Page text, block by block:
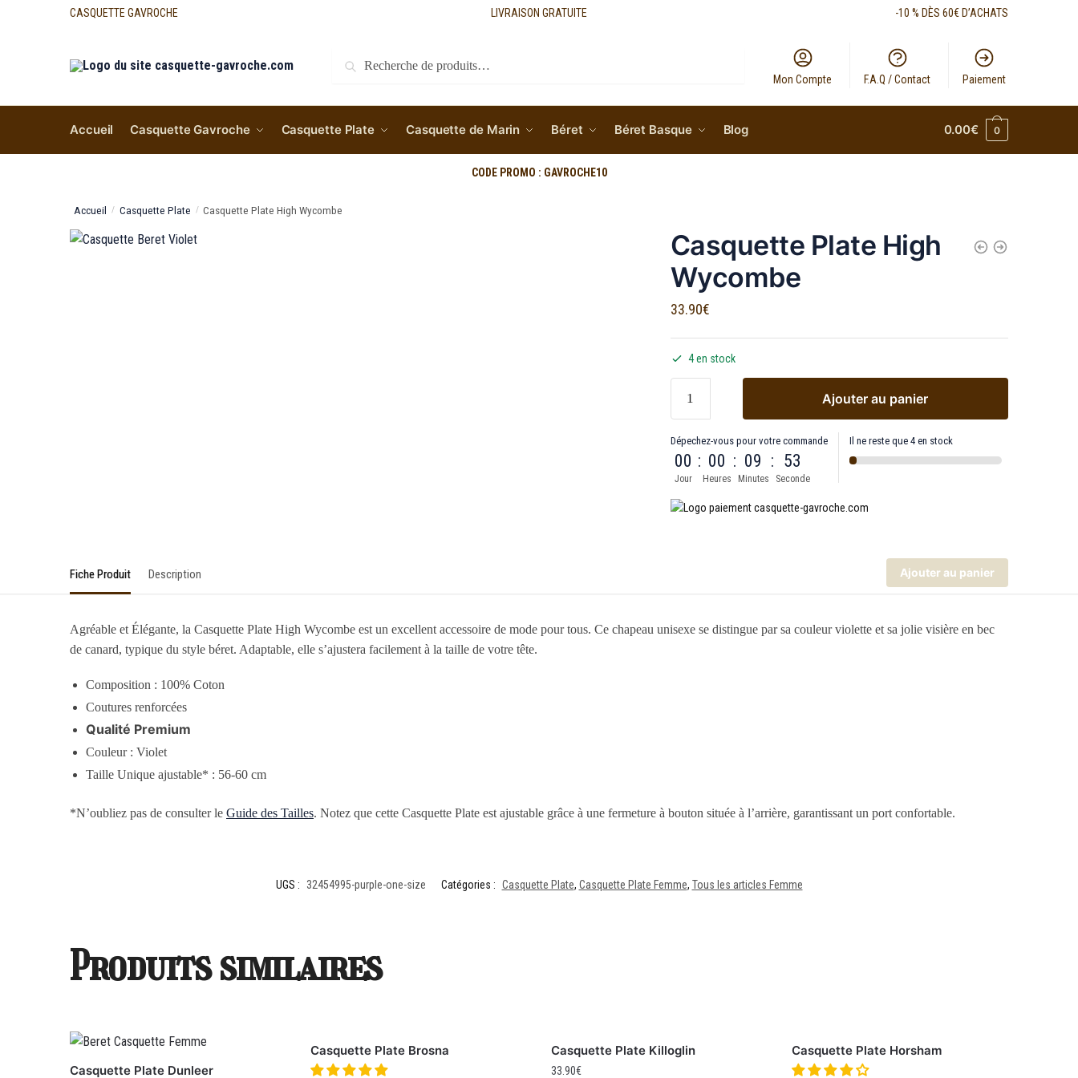
CASQUETTE GAVROCHE LIVRAISON GRATUITE -10 % DÈS 60€ D’ACHATS
Recherche
Mon Compte F.A.Q / Contact Paiement
Accueil Casquette Gavroche Casquette Plate Casquette de Marin Béret Béret Basque Blog 0.00€ 0
CODE PROMO : GAVROCHE10
Accueil / Casquette Plate / Casquette Plate High Wycombe
Casquette Plate High
Wycombe
33.90€
4 en stock
Ajouter au panier
Dépechez-vous pour votre commande
00
Jour
: 00
Heures
: 09
Minutes
: 53
Seconde
Il ne reste que 4 en stock
Fiche Produit Description Ajouter au panier
Agréable et Élégante, la Casquette Plate High Wycombe est un excellent accessoire de mode pour tous. Ce chapeau unisexe se distingue par sa couleur violette et sa jolie visière en bec
de canard, typique du style béret. Adaptable, elle s’ajustera facilement à la taille de votre tête.
Composition : 100% Coton
Coutures renforcées
Qualité Premium
Couleur : Violet
Taille Unique ajustable* : 56-60 cm
*N’oubliez pas de consulter leGuide des Tailles. Notez que cette Casquette Plate est ajustable grâce à une fermeture à bouton située à l’arrière, garantissant un port confortable.
UGS : 32454995-purple-one-size Catégories : Casquette Plate, Casquette Plate Femme, Tous les articles Femme
Produits similaires
Casquette Plate Dunleer
Casquette Plate Brosna Casquette Plate Killoglin
33.90€
Casquette Plate Horsham